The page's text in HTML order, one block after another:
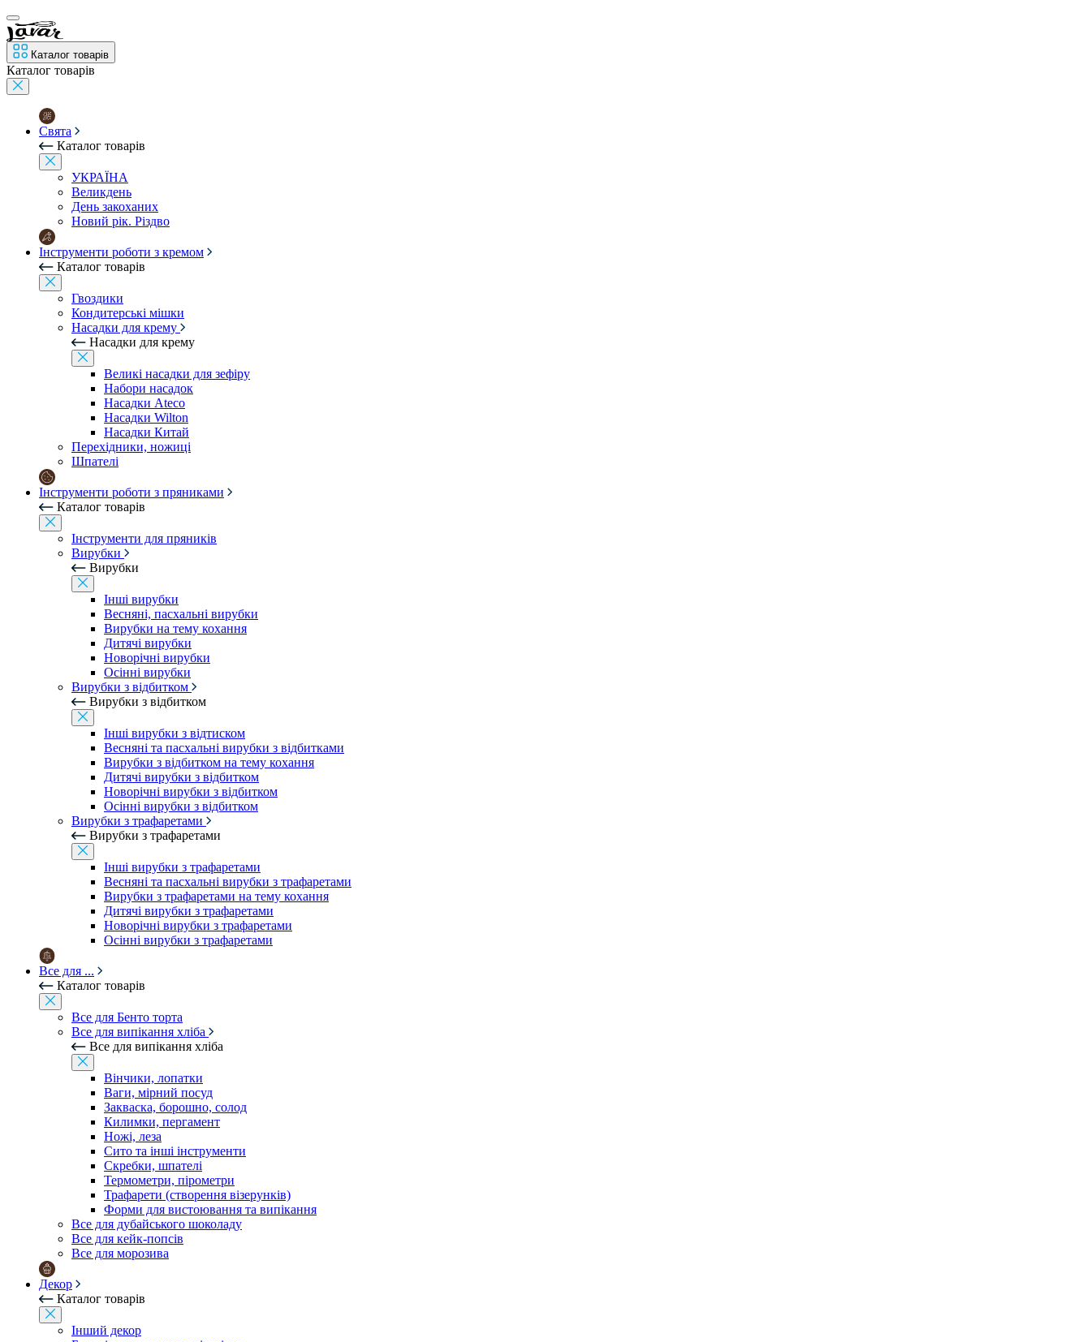
Каталог товарів
Каталог товарів
Свята
Каталог товарів
УКРАЇНА
Великдень
День закоханих
Новий рік. Різдво
Інструменти роботи з кремом
Каталог товарів
Гвоздики
Кондитерські мішки
Насадки для крему
Насадки для крему
Великі насадки для зефіру
Набори насадок
Насадки Ateco
Насадки Wilton
Насадки Китай
Перехідники, ножиці
Шпателі
Інструменти роботи з пряниками
Каталог товарів
Інструменти для пряників
Вирубки
Вирубки
Інші вирубки
Весняні, пасхальні вирубки
Вирубки на тему кохання
Дитячі вирубки
Новорічні вирубки
Осінні вирубки
Вирубки з відбитком
Вирубки з відбитком
Інші вирубки з відтиском
Весняні та пасхальні вирубки з відбитками
Вирубки з відбитком на тему кохання
Дитячі вирубки з відбитком
Новорічні вирубки з відбитком
Осінні вирубки з відбитком
Вирубки з трафаретами
Вирубки з трафаретами
Інші вирубки з трафаретами
Весняні та пасхальні вирубки з трафаретами
Вирубки з трафаретами на тему кохання
Дитячі вирубки з трафаретами
Новорічні вирубки з трафаретами
Осінні вирубки з трафаретами
Все для ...
Каталог товарів
Все для Бенто торта
Все для випікання хліба
Все для випікання хліба
Вінчики, лопатки
Ваги, мірний посуд
Закваска, борошно, солод
Килимки, пергамент
Ножі, леза
Сито та інші інструменти
Скребки, шпателі
Термометри, пірометри
Трафарети (створення візерунків)
Форми для вистоювання та випікання
Все для дубайського шоколаду
Все для кейк-попсів
Все для морозива
Декор
Каталог товарів
Інший декор